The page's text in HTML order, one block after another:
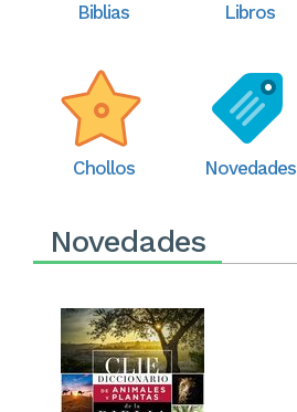
Biblias Libros
Chollos Novedades
Novedades